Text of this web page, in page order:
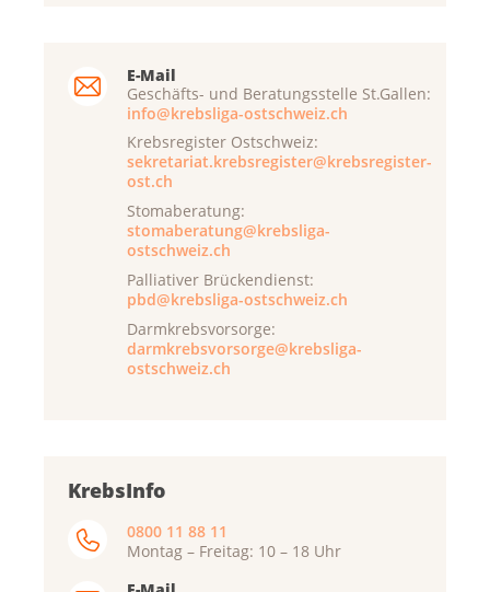
E-Mail
Geschäfts- und Beratungsstelle St.Gallen:
info@krebsliga-ostschweiz.ch
Krebsregister Ostschweiz:
sekretariat.krebsregister@krebsregister-
ost.ch
Stomaberatung:
stomaberatung@krebsliga-
ostschweiz.ch
Palliativer Brückendienst:
pbd@krebsliga-ostschweiz.ch
Darmkrebsvorsorge:
darmkrebsvorsorge@krebsliga-
ostschweiz.ch
KrebsInfo
0800 11 88 11
Montag – Freitag: 10 – 18 Uhr